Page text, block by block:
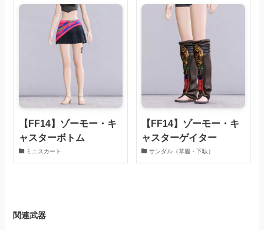
【FF14】ゾーモー・キ
ャスターボトム
ミニスカート
【FF14】ゾーモー・キ
ャスターゲイター
サンダル（草履・下駄）
関連武器